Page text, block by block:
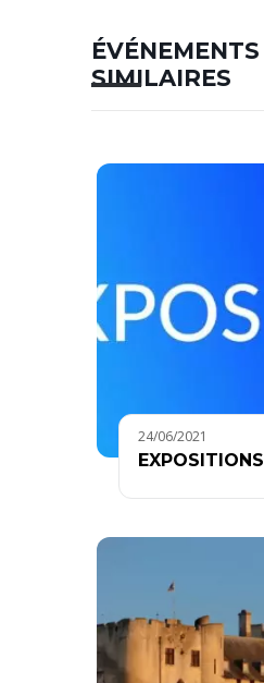
ÉVÉNEMENTS
SIMILAIRES
24/06/2021
EXPOSITIONS